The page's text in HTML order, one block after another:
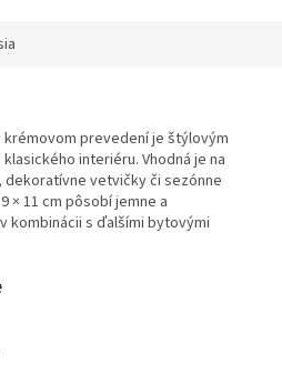
krémovom prevedení je štýlovým
interiéru. Vhodná je na
vetvičky či sezónne
× 11 cm pôsobí jemne a
kombinácii s ďalšími bytovými